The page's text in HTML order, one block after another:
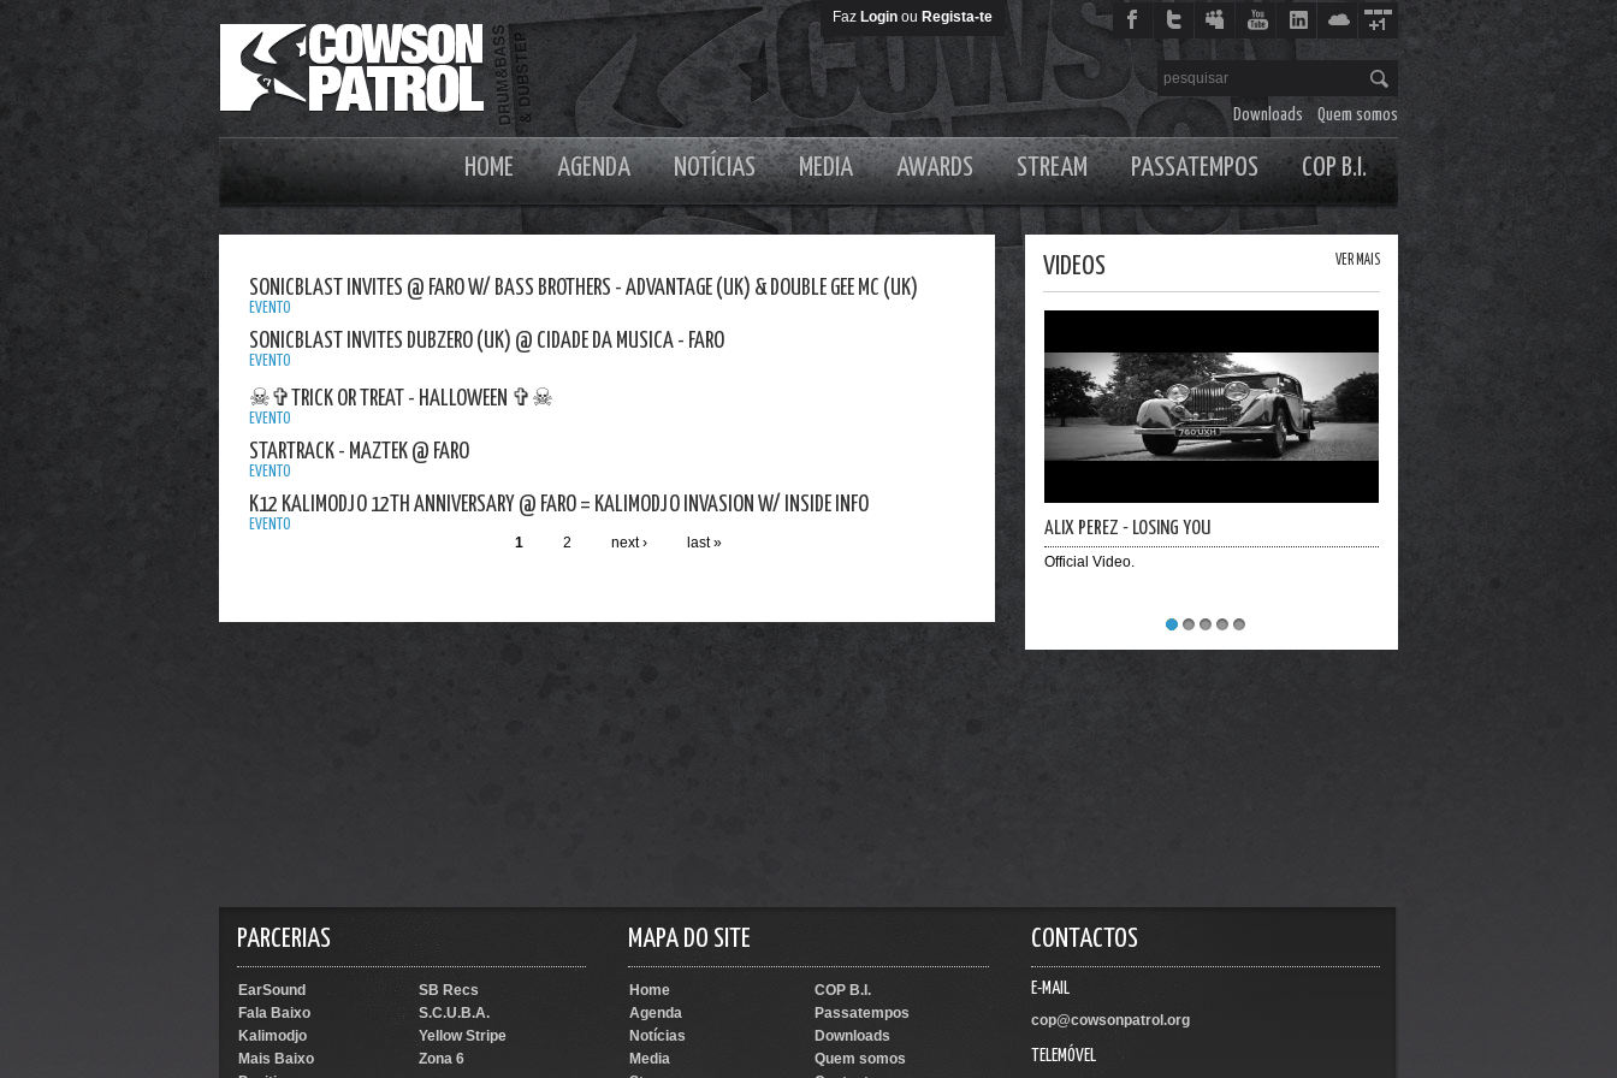
Faz Login ou Regista-te
Downloads Quem somos
HOME AGENDA NOTÍCIAS MEDIA AWARDS STREAM PASSATEMPOS COP B.I.
SONICBLAST INVITES @ FARO W/ BASS BROTHERS - ADVANTAGE (UK) & DOUBLE GEE MC (UK)
EVENTO
SONICBLAST INVITES DUBZERO (UK) @ CIDADE DA MUSICA - FARO
EVENTO
☠✞TRICK OR TREAT - HALLOWEEN ✞☠
EVENTO
STARTRACK - MAZTEK @ FARO
EVENTO
K12 KALIMODJO 12TH ANNIVERSARY @ FARO = KALIMODJO INVASION W/ INSIDE INFO
EVENTO
1 2 next › last »
VIDEOS VER MAIS
ALIX PEREZ - LOSING YOU
Official Video.
PARCERIAS
EarSound
SB Recs
Fala Baixo
S.C.U.B.A.
Kalimodjo
Yellow Stripe
Mais Baixo
Zona 6
MAPA DO SITE
Home
COP B.I.
Agenda
Passatempos
Notícias
Downloads
Media
Quem somos
CONTACTOS
E-MAIL
cop@cowsonpatrol.org
TELEMÓVEL